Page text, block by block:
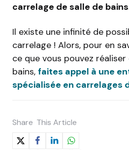
carrelage de salle de bains
Il existe une infinité de
carrelage ! Alors, pour en
ce que vous pouvez
bains, faites appel à une
spécialisée en carrelages
Share This Article